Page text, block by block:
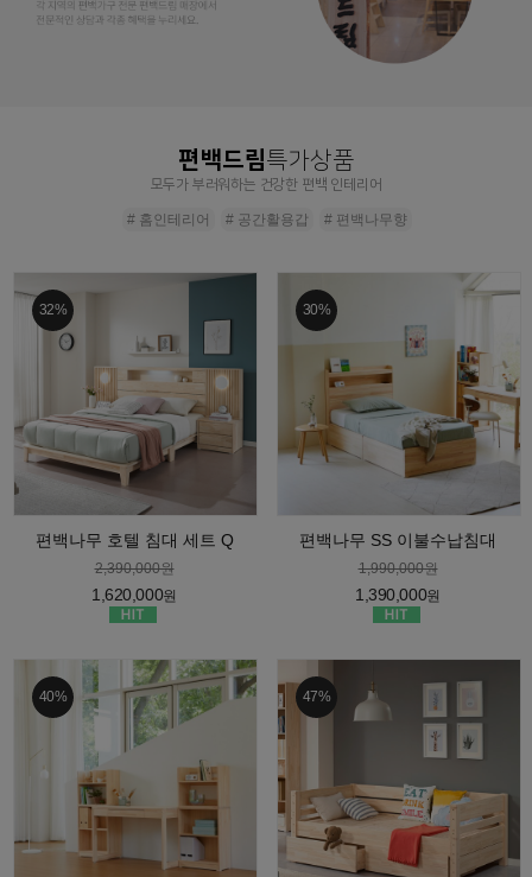
편백드림특가상품
모두가 부러워하는 건강한 편백 인테리어
# 홈인테리어 # 공간활용갑 # 편백나무향
32%
편백나무 호텔 침대 세트 Q
2,390,000원
1,620,000원
30%
편백나무 SS 이불수납침대
1,990,000원
1,390,000원
40% 47%